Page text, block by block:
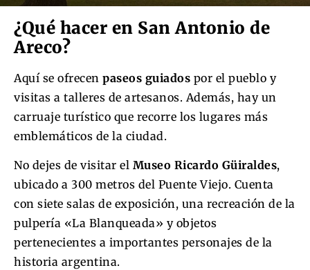
¿Qué hacer en San Antonio de
Areco?
Aquí se ofrecen paseos guiados por el pueblo y
visitas a talleres de artesanos. Además, hay un
carruaje turístico que recorre los lugares más
emblemáticos de la ciudad.
No dejes de visitar el Museo Ricardo Güiraldes,
ubicado a 300 metros del Puente Viejo. Cuenta
con siete salas de exposición, una recreación de la
pulpería «La Blanqueada» y objetos
pertenecientes a importantes personajes de la
historia argentina.